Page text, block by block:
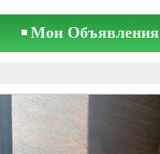
Мои Объявления